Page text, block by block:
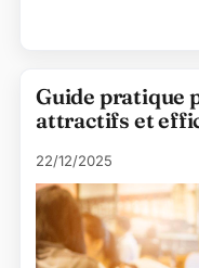
Guide pratique
attractifs et
22/12/2025